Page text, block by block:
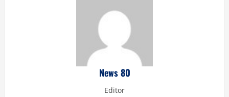
News 80
Editor